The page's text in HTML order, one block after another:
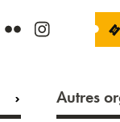
Autres